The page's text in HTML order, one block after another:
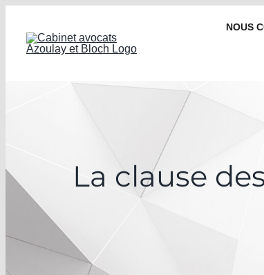
NOUS
La clause